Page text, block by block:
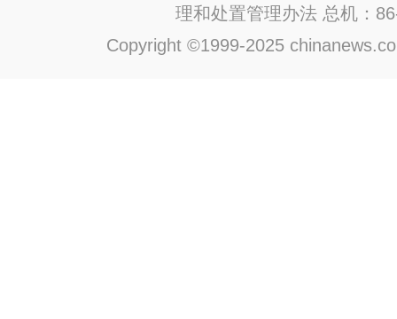
理和处置管理办法 总机：
Copyright ©1999-2025